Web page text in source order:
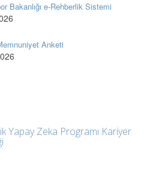
Bakanlığı e-Rehberlik Sistemi
Anketi
Yapay Zeka Programı Kariyer